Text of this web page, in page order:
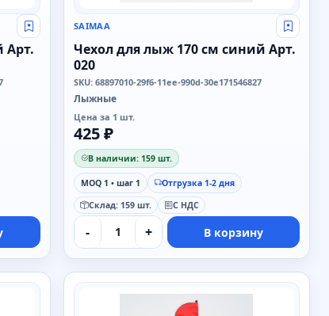
Свой оптовый прайс
Арт.
SAIMAA Свой
Чехол для лыж 170 см синий Арт.
020
SKU: 68897010-29f6-11ee-990d-30e171546827
Лыжные
Цена за 1 шт.
425 ₽
В наличии: 159 шт.
MOQ 1 • шаг 1
Отгрузка 1-2 дня
Склад: 159 шт.
С НДС
- + В корзину
SAIMAA